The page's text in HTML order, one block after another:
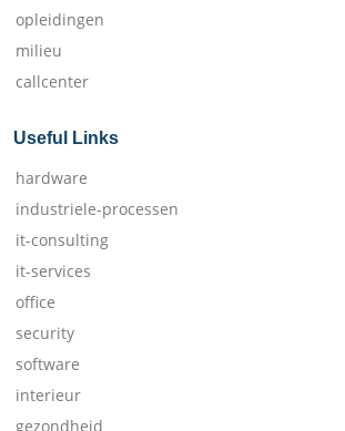
opleidingen
milieu
callcenter
Useful Links
hardware
industriele-processen
it-consulting
it-services
office
security
software
interieur
gezondheid